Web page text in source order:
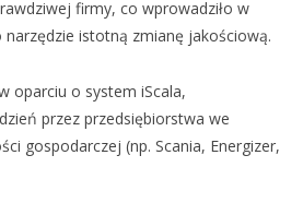
firmy, co wprowadziło w
narzędzie istotną zmianę jakościową.
oparciu o system iScala,
przez przedsiębiorstwa we
gospodarczej (np. Scania, Energizer,